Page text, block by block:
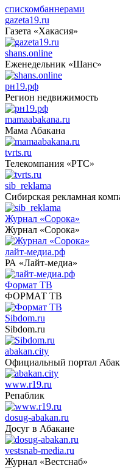
спискомбаннерами
gazeta19.ru
Газета «Хакасия»
shans.online
Еженедельник «Шанс»
рн19.рф
Регион недвижимость
mamaabakana.ru
Мама Абакана
tvrts.ru
Телекомпания «РТС»
sib_reklama
Сибирская рекламная
Журнал «Сорока»
Журнал «Сорока»
лайт-медиа.рф
РА «Лайт-медиа»
Формат ТВ
ФОРМАТ ТВ
Sibdom.ru
Sibdom.ru
abakan.city
Официальный портал
www.r19.ru
Репаблик
dosug-abakan.ru
Досуг в Абакане
vestsnab-media.ru
Журнал «Вестснаб»